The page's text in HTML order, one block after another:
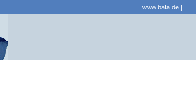
www.bafa.de |